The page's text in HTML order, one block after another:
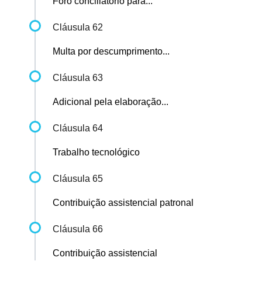
Cláusula 62
Multa por descumprimento...
Cláusula 63
Adicional pela elaboração...
Cláusula 64
Trabalho tecnológico
Cláusula 65
Contribuição assistencial patronal
Cláusula 66
Contribuição assistencial